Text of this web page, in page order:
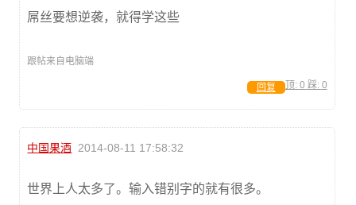
屌丝要想逆袭，就得学这些
跟帖来自电脑端
顶: 0 踩: 0
回复
中国果酒 2014-08-11 17:58:32
世界上人太多了。输入错别字的就有很多。